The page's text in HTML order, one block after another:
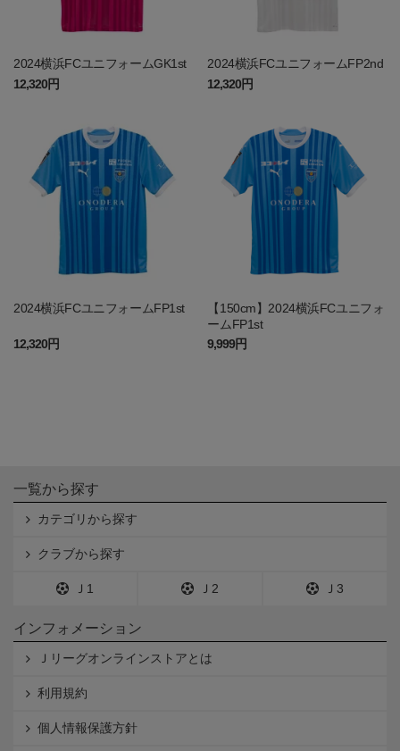
2024横浜FCユニフォームGK1st
12,320円
2024横浜FCユニフォームFP2nd
12,320円
2024横浜FCユニフォームFP1st
12,320円
【150cm】2024横浜FCユニフォ
ームFP1st
9,999円
一覧から探す
カテゴリから探す
クラブから探す
Ｊ1 Ｊ2 Ｊ3
インフォメーション
Ｊリーグオンラインストアとは
利用規約
個人情報保護方針